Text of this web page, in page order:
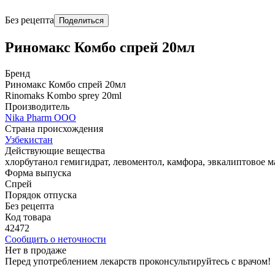
Без рецепта Поделиться
Риномакс Комбо спрей 20мл
Бренд
Риномакс Комбо спрей 20мл
Rinomaks Kombo sprey 20ml
Производитель
Nika Pharm ООО
Страна происхождения
Узбекистан
Действующие вещества
хлорбутанол гемигидрат, левоментол, камфора, эвкалиптовое
Форма выпуска
Спрей
Порядок отпуска
Без рецепта
Код товара
42472
Сообщить о неточности
Нет в продаже
Перед употреблением лекарств проконсультируйтесь с врачом!